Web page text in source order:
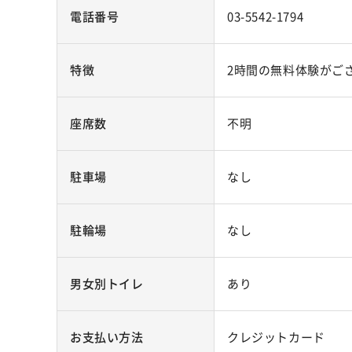
電話番号 03-5542-1794
特徴 2時間の無料体験がご
座席数 不明
駐車場 なし
駐輪場 なし
男女別トイレ あり
お支払い方法 クレジットカード